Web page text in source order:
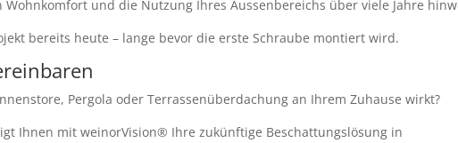
und die Nutzung Ihres Aussenbereichs über viele Jahre
bereits heute – lange bevor die erste Schraube montiert wird.
Pergola oder Terrassenüberdachung an Ihrem Zuhause wirkt?
Ihnen mit weinorVision® Ihre zukünftige Beschattungslösung in